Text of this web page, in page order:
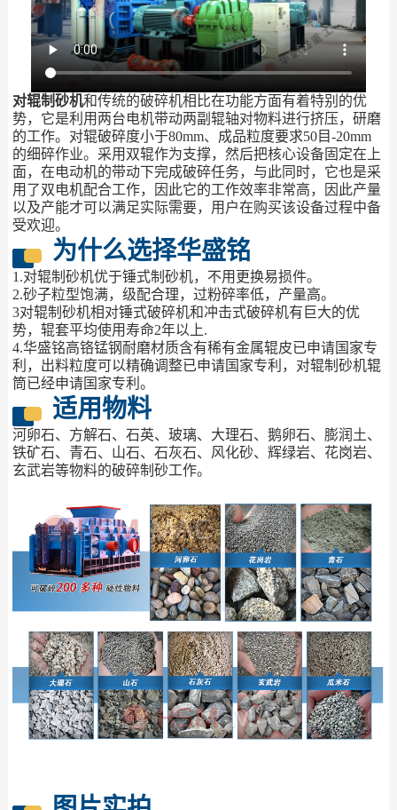
对辊制砂机和传统的破碎机相比在功能方面有着特别的优
势，它是利用两台电机带动两副辊轴对物料进行挤压，研磨
的工作。对辊破碎度小于80mm、成品粒度要求50目-20mm
的细碎作业。采用双辊作为支撑，然后把核心设备固定在上
面，在电动机的带动下完成破碎任务，与此同时，它也是采
用了双电机配合工作，因此它的工作效率非常高，因此产量
以及产能才可以满足实际需要，用户在购买该设备过程中备
受欢迎。
为什么选择华盛铭
1.对辊制砂机优于锤式制砂机，不用更换易损件。
2.砂子粒型饱满，级配合理，过粉碎率低，产量高。
3对辊制砂机相对锤式破碎机和冲击式破碎机有巨大的优
势，辊套平均使用寿命2年以上.
4.华盛铭高铬锰钢耐磨材质含有稀有金属辊皮已申请国家专
利，出料粒度可以精确调整已申请国家专利，对辊制砂机辊
筒已经申请国家专利。
适用物料
河卵石、方解石、石英、玻璃、大理石、鹅卵石、膨润土、
铁矿石、青石、山石、石灰石、风化砂、辉绿岩、花岗岩、
玄武岩等物料的破碎制砂工作。